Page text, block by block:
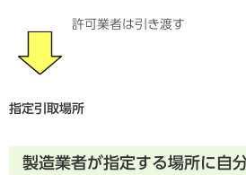
許可業者は引き渡す
指定引取場所
製造業者が指定する場所に自